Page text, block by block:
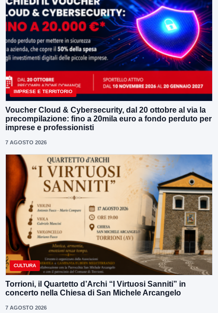
IMPRESE E TERRITORIO
Voucher Cloud & Cybersecurity, dal 20 ottobre al via la
precompilazione: fino a 20mila euro a fondo perduto per
imprese e professionisti
7 AGOSTO 2026
CULTURA
Torrioni, il Quartetto d’Archi “I Virtuosi Sanniti” in
concerto nella Chiesa di San Michele Arcangelo
7 AGOSTO 2026